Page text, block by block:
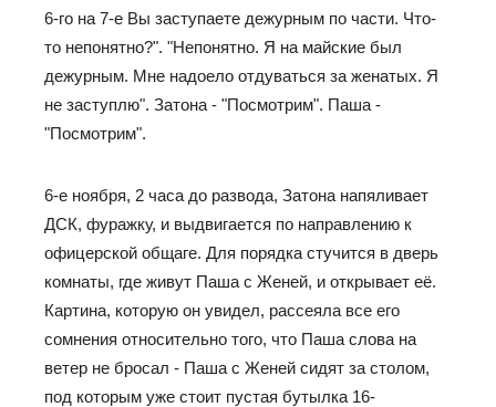
6-го на 7-е Вы заступаете дежурным по части. Что-
то непонятно?". "Непонятно. Я на майские был
дежурным. Мне надоело отдуваться за женатых. Я
не заступлю". Затона - "Посмотрим". Паша -
"Посмотрим".
6-е ноября, 2 часа до развода, Затона напяливает
ДСК, фуражку, и выдвигается по направлению к
офицерской общаге. Для порядка стучится в дверь
комнаты, где живут Паша с Женей, и открывает её.
Картина, которую он увидел, рассеяла все его
сомнения относительно того, что Паша слова на
ветер не бросал - Паша с Женей сидят за столом,
под которым уже стоит пустая бутылка 16-